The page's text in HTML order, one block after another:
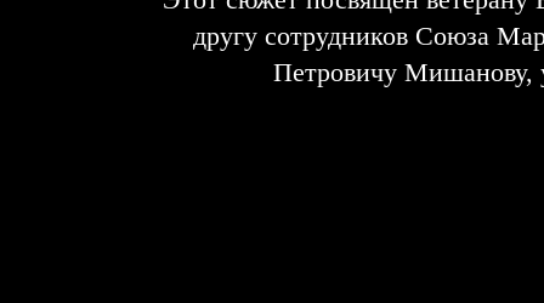
другу сотрудников Союза
Петровичу Мишанову,